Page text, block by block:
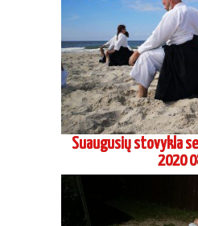
Suaugusių stovykla
2020